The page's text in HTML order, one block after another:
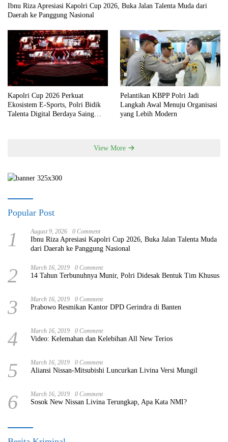
Ibnu Riza Apresiasi Kapolri Cup 2026, Buka Jalan Talenta Muda dari
Daerah ke Panggung Nasional
Kapolri Cup 2026 Perkuat
Ekosistem E-Sports, Polri Bidik
Talenta Digital Berdaya Saing
Pelantikan KBPP Polri Jadi
Langkah Awal Menuju Organisasi
yang Lebih Modern
View More
Popular Post
1 August 9, 2026 0 Comment
Ibnu Riza Apresiasi Kapolri Cup 2026, Buka Jalan Talenta Muda
dari Daerah ke Panggung Nasional
2 March 16, 2019 0 Comment
14 Tahun Terbunuhnya Munir, Polri Didesak Bentuk Tim Khusus
3 March 16, 2019 0 Comment
Prabowo Resmikan Kantor DPD Gerindra di Banten
4 March 16, 2019 0 Comment
Video: Kelemahan dan Kelebihan All New Terios
5 March 16, 2019 0 Comment
Aliansi Nissan-Mitsubishi Luncurkan Livina Versi Mungil
6 March 16, 2019 0 Comment
Sosok New Nissan Livina Terungkap, Apa Kata NMI?